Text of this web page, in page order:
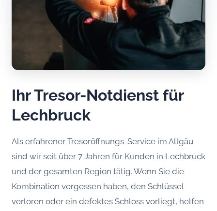
Ihr Tresor-Notdienst für
Lechbruck
Als erfahrener Tresoröffnungs-Service im Allgäu
sind wir seit über 7 Jahren für Kunden in Lechbruck
und der gesamten Region tätig. Wenn Sie die
Kombination vergessen haben, den Schlüssel
verloren oder ein defektes Schloss vorliegt, helfen